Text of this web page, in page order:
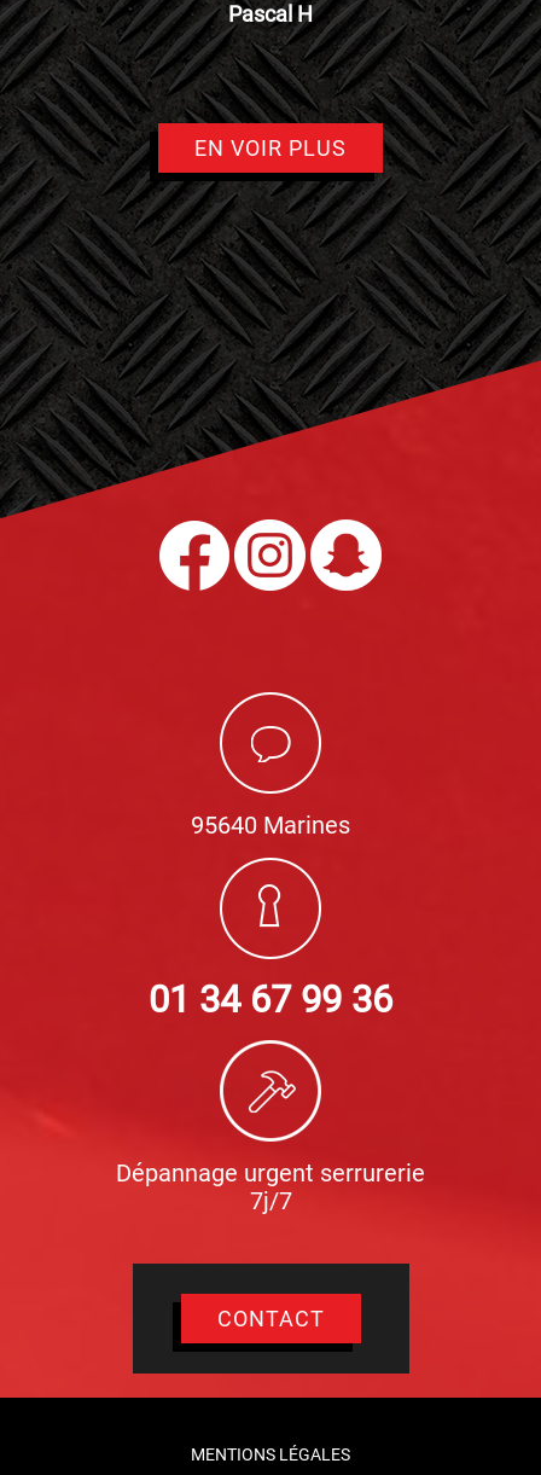
Pascal H
EN VOIR PLUS
95640 Marines
01 34 67 99 36
Dépannage urgent serrurerie
7j/7
CONTACT
MENTIONS LÉGALES